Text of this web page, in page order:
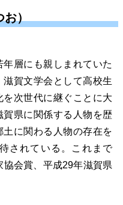
）
層にも親しまれていた
賀文学会として高校生
次世代に継ぐことに大
県に関係する人物を歴
に関わる人物の存在を
されている。これまで
会賞、平成29年滋賀県